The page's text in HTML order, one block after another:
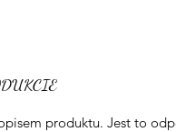
produktu. Jest to